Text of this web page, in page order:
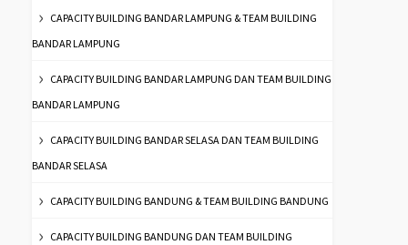
CAPACITY BUILDING BANDAR LAMPUNG & TEAM BUILDING
BANDAR LAMPUNG
CAPACITY BUILDING BANDAR LAMPUNG DAN TEAM BUILDING
BANDAR LAMPUNG
CAPACITY BUILDING BANDAR SELASA DAN TEAM BUILDING
BANDAR SELASA
CAPACITY BUILDING BANDUNG & TEAM BUILDING BANDUNG
CAPACITY BUILDING BANDUNG DAN TEAM BUILDING